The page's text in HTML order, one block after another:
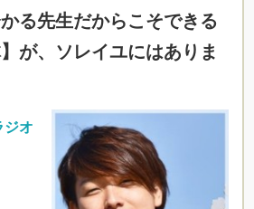
かる先生だからこそできる
が、ソレイユにはありま
オ